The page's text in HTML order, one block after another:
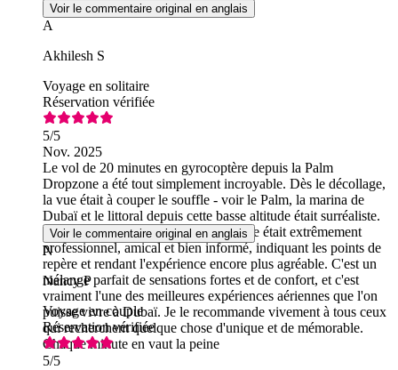
Voir le commentaire original en anglais
A
Akhilesh S
Voyage en solitaire
Réservation vérifiée
5/5
Nov. 2025
Le vol de 20 minutes en gyrocoptère depuis la Palm
Dropzone a été tout simplement incroyable. Dès le décollage,
la vue était à couper le souffle - voir le Palm, la marina de
Dubaï et le littoral depuis cette basse altitude était surréaliste.
L'appareil était sûr et stable, et le pilote était extrêmement
professionnel, amical et bien informé, indiquant les points de
repère et rendant l'expérience encore plus agréable. C'est un
mélange parfait de sensations fortes et de confort, et c'est
vraiment l'une des meilleures expériences aériennes que l'on
puisse vivre à Dubaï. Je le recommande vivement à tous ceux
qui recherchent quelque chose d'unique et de mémorable.
Chaque minute en vaut la peine
Voir le commentaire original en anglais
N
Nancy P
Voyage en couple
Réservation vérifiée
5/5